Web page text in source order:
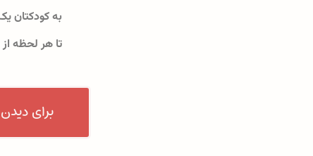
به کودکتان
تا هر لحظه
برای